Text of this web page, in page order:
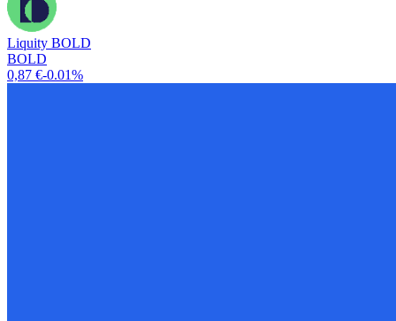
Liquity BOLD
BOLD
0,87 €-0.01%